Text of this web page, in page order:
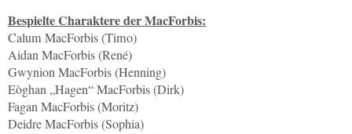
Bespielte Charaktere der MacForbis:
Calum MacForbis (Timo)
Aidan MacForbis (René)
Gwynion MacForbis (Henning)
Eòghan „Hagen“ MacForbis (Dirk)
Fagan MacForbis (Moritz)
Deidre MacForbis (Sophia)